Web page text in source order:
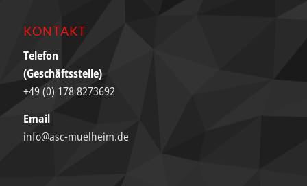
KONTAKT
Telefon
(Geschäftsstelle)
+49 (0) 178 8273692
Email
info@asc-muelheim.de